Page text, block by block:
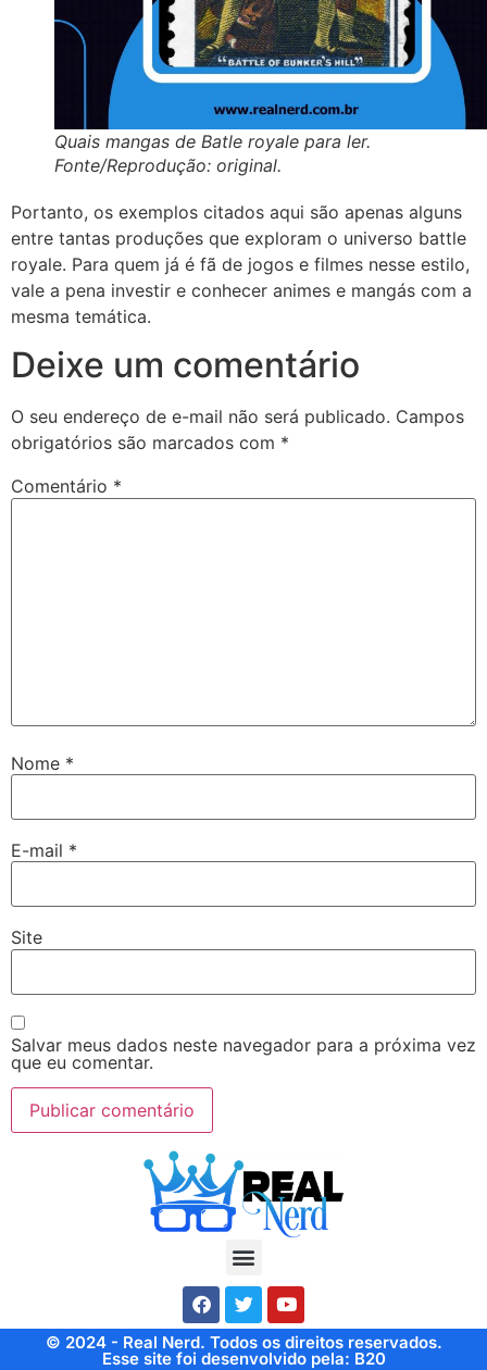
Quais mangas de Batle royale para ler.
Fonte/Reprodução: original.
Portanto, os exemplos citados aqui são apenas alguns
entre tantas produções que exploram o universo battle
royale. Para quem já é fã de jogos e filmes nesse estilo,
vale a pena investir e conhecer animes e mangás com a
mesma temática.
Deixe um comentário
O seu endereço de e-mail não será publicado. Campos
obrigatórios são marcados com *
Comentário *
Nome *
E-mail *
Site
Salvar meus dados neste navegador para a próxima vez
que eu comentar.
© 2024 - Real Nerd. Todos os direitos reservados.
Esse site foi desenvolvido pela: B20